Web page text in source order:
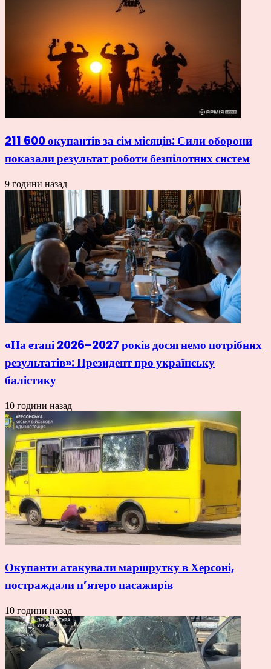
211 600 окупантів за сім місяців: Сили оборони
показали результат роботи безпілотних систем
9 години назад
«На етапі 2026–2027 років досягнемо потрібних
результатів»: Президент про українську
балістику
10 години назад
Окупанти атакували маршрутку в Херсоні,
постраждали п’ятеро пасажирів
10 години назад